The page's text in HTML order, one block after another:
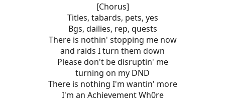
[Chorus]
Titles, tabards, pets, yes
Bgs, dailies, rep, quests
There is nothin' stopping me now
and raids I turn them down
Please don't be disruptin' me
turning on my DND
There is nothing I'm wantin' more
I'm an Achievement Wh0re